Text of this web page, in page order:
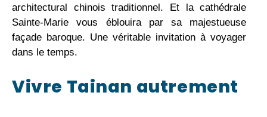
architectural chinois traditionnel. Et la cathédrale
Sainte-Marie vous éblouira par sa majestueuse
façade baroque. Une véritable invitation à voyager
dans le temps.
Vivre Tainan autrement